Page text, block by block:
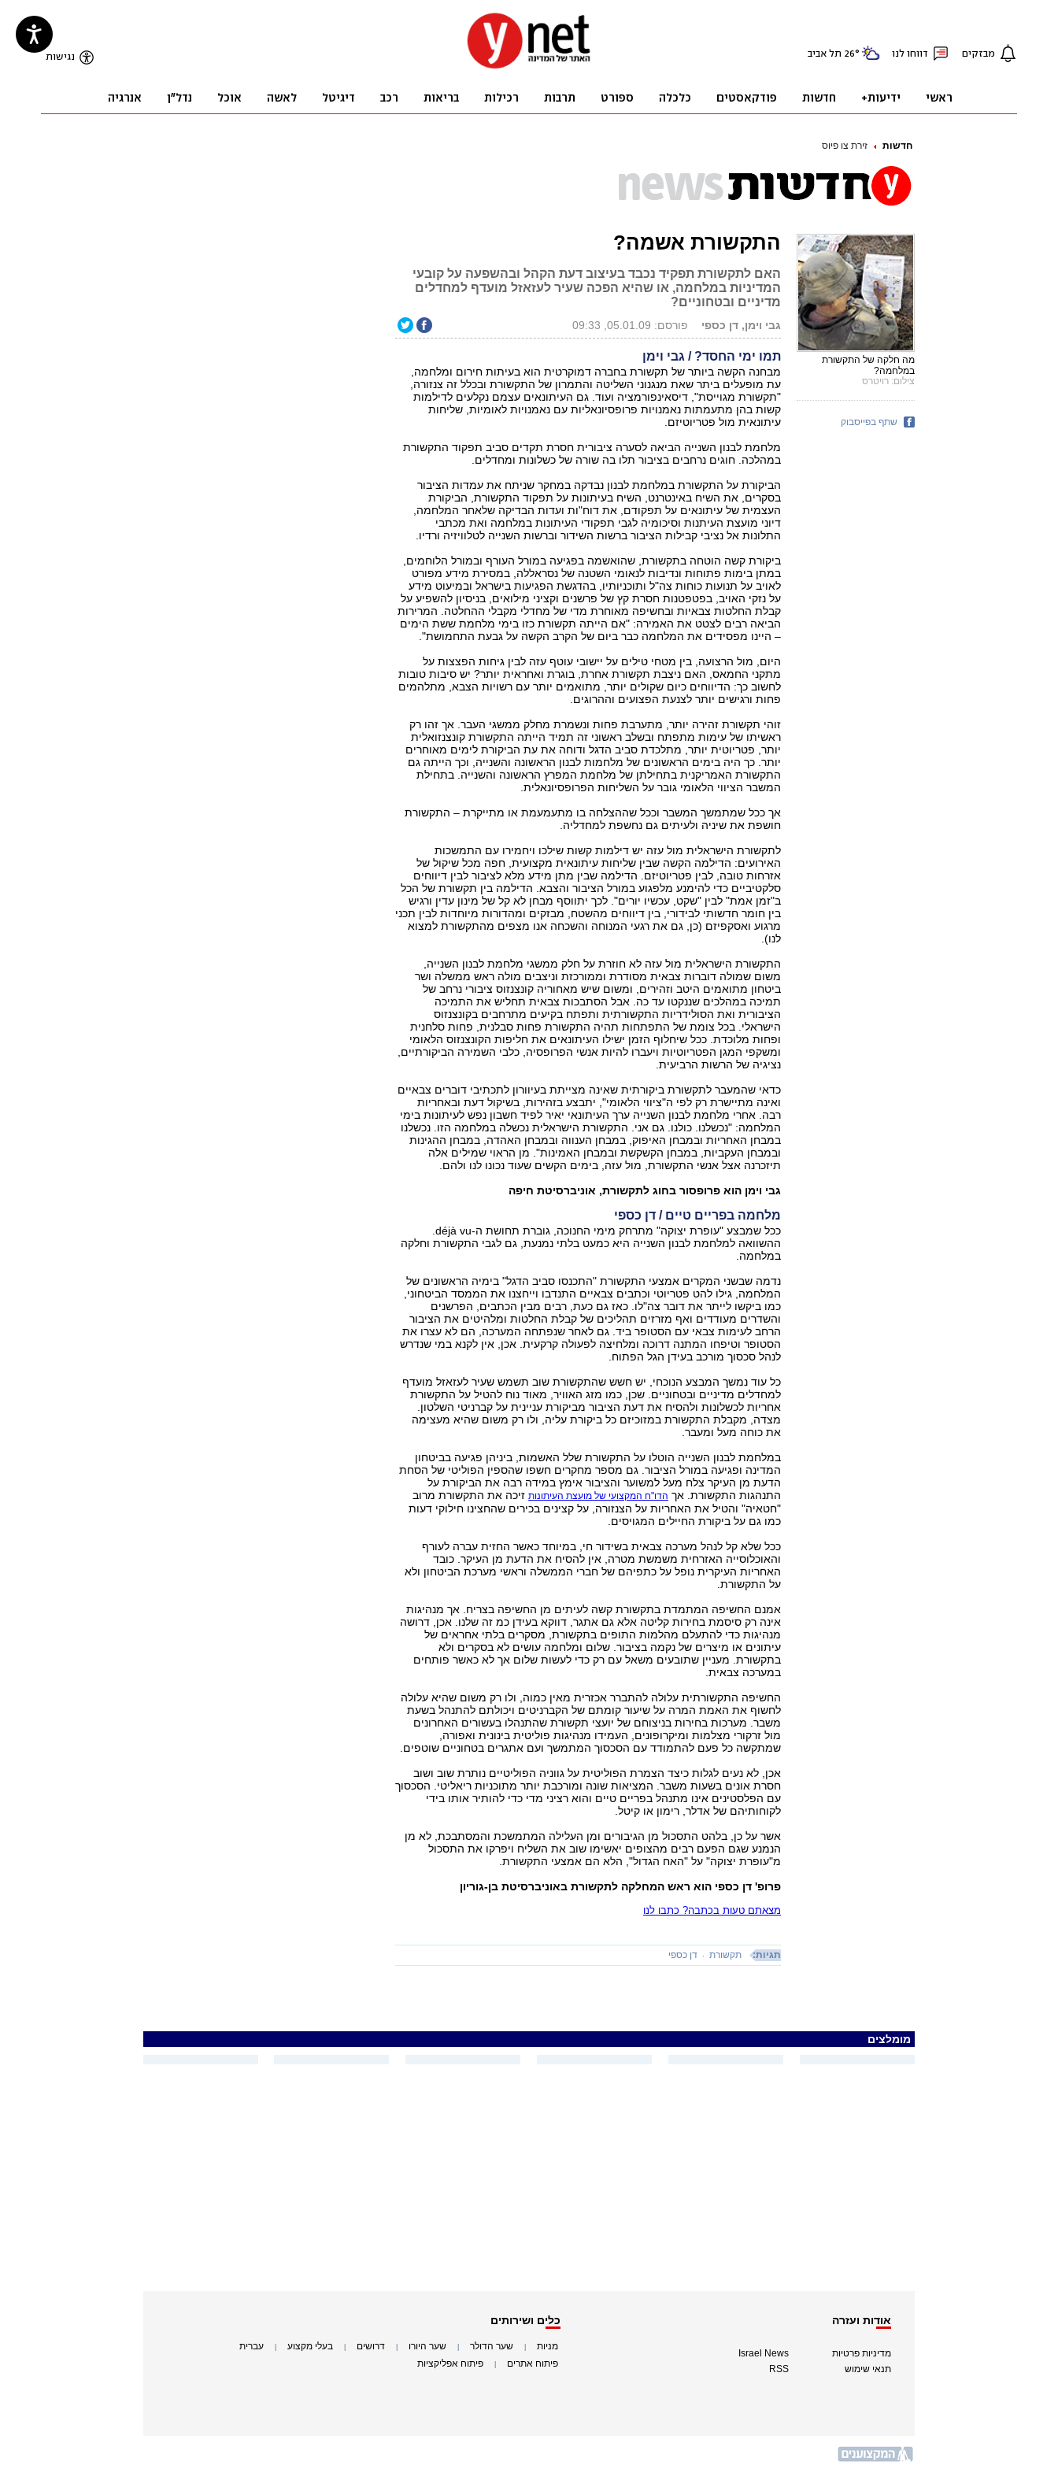
חדשות זירת צו פיוס
התקשורת אשמה?
האם לתקשורת תפקיד נכבד בעיצוב דעת הקהל ובהשפעה על קובעי
המדיניות במלחמה, או שהיא הפכה שעיר לעזאזל מועדף למחדלים
מדיניים ובטחוניים?
גבי וימן, דן כספי פורסם: 05.01.09, 09:33
תמו ימי החסד? / גבי וימן
מבחנה הקשה ביותר של תקשורת בחברה דמוקרטית הוא בעיתות חירום ומלחמה,
עת מופעלים ביתר שאת מנגנוני השליטה והתמרון של התקשורת ובכלל זה צנזורה,
"תקשורת מגוייסת", דיסאינפורמציה ועוד. גם העיתונאים עצמם נקלעים לדילמות
קשות בהן מתעמתות נאמנויות פרופסיונאליות עם נאמנויות לאומיות, שליחות
עיתונאית מול פטריוטיזם.
מלחמת לבנון השנייה הביאה לסערה ציבורית חסרת תקדים סביב תפקוד התקשורת
במהלכה. חוגים נרחבים בציבור תלו בה שורה של כשלונות ומחדלים.
הביקורת על התקשורת במלחמת לבנון נבדקה במחקר שניתח את עמדות הציבור
בסקרים, את השיח באינטרנט, השיח בעיתונות על תפקוד התקשורת, הביקורת
העצמית של עיתונאים על תפקודם, את דוח"ות ועדות הבדיקה שלאחר המלחמה,
דיוני מועצת העיתנות וסיכומיה לגבי תפקודי העיתונות במלחמה ואת מכתבי
התלונות אל נציבי קבילות הציבור ברשות השידור וברשות השנייה לטלוויזיה ורדיו.
ביקורת קשה הוטחה בתקשורת, שהואשמה בפגיעה במורל העורף ובמורל הלוחמים,
במתן בימות פתוחות ונדיבות לנאומי השטנה של נסראללה, במסירת מידע מפורט
לאויב על תנועות כוחות צה"ל ותוכניותיו, בהדגשת הפגיעות בישראל ובמיעוט מידע
על נזקי האויב, בפטפטנות חסרת קץ של פרשנים וקציני מילואים, בניסיון להשפיע על
קבלת החלטות צבאיות ובחשיפה מאוחרת מדי של מחדלי מקבלי ההחלטה. המרירות
הביאה רבים לצטט את האמירה: "אם הייתה תקשורת כזו בימי מלחמת ששת הימים
– היינו מפסידים את המלחמה כבר ביום של הקרב הקשה על גבעת התחמושת".
היום, מול הרצועה, בין מטחי טילים על יישובי עוטף עזה לבין גיחות הפצצות על
מתקני החמאס, האם ניצבת תקשורת אחרת, בוגרת ואחראית יותר? יש סיבות טובות
לחשוב כך: הדיווחים כיום שקולים יותר, מתואמים יותר עם רשויות הצבא, מתלהמים
פחות ורגישים יותר לצנעת הפצועים וההרוגים.
זוהי תקשורת זהירה יותר, מתערבת פחות ונשמרת מחלק ממשגי העבר. אך זהו רק
ראשיתו של עימות מתפתח ובשלב ראשוני זה תמיד הייתה התקשורת קונצנזואלית
יותר, פטריוטית יותר, מתלכדת סביב הדגל ודוחה את עת הביקורת לימים מאוחרים
יותר. כך היה בימים הראשונים של מלחמות לבנון הראשונה והשנייה, וכך הייתה גם
התקשורת האמריקנית בתחילתן של מלחמת המפרץ הראשונה והשנייה. בתחילת
המשבר הציווי הלאומי גובר על השליחות הפרופסיונאלית.
אך ככל שמתמשך המשבר וככל שההצלחה בו מתעמעמת או מתייקרת – התקשורת
חושפת את שיניה ולעיתים גם נחשפת למחדליה.
לתקשורת הישראלית מול עזה יש דילמות קשות שילכו ויחמירו עם התמשכות
האירועים: הדילמה הקשה שבין שליחות עיתונאית מקצועית, חפה מכל שיקול של
אזרחות טובה, לבין פטריוטיזם. הדילמה שבין מתן מידע מלא לציבור לבין דיווחים
סלקטיביים כדי להימנע מלפגוע במורל הציבור והצבא. הדילמה בין תקשורת של הכל
ב"זמן אמת" לבין "שקט, עכשיו יורים". לכך יתווסף מבחן לא קל של מינון עדין ורגיש
בין חומר חדשותי לבידורי, בין דיווחים מהשטח, מבזקים ומהדורות מיוחדות לבין תכני
מרגוע ואסקפיזם (כן, גם את רגעי המנוחה והשכחה אנו מצפים מהתקשורת למצוא
לנו).
התקשורת הישראלית מול עזה לא חוזרת על חלק ממשגי מלחמת לבנון השנייה,
משום שמולה דוברות צבאית מסודרת וממורכזת וניצבים מולה ראש ממשלה ושר
ביטחון מתואמים היטב וזהירים, ומשום שיש מאחוריה קונצנזוס ציבורי נרחב של
תמיכה במהלכים שננקטו עד כה. אבל הסתבכות צבאית תחליש את התמיכה
הציבורית ואת הסולידריות התקשורתית ותפתח בקיעים מתרחבים בקונצנזוס
הישראלי. בכל צומת של התפתחות תהיה התקשורת פחות סבלנית, פחות סלחנית
ופחות מלוכדת. ככל שיחלוף הזמן ישילו העיתונאים את חליפות הקונצנזוס הלאומי
ומשקפי המגן הפטריוטיות ויעברו להיות אנשי הפרופסיה, כלבי השמירה הביקורתיים,
נציגיה של הרשות הרביעית.
כדאי שהמעבר לתקשורת ביקורתית שאינה מצייתת בעיוורון לתכתיבי דוברים צבאיים
ואינה מתיישרת רק לפי ה"ציווי הלאומי", יתבצע בזהירות, בשיקול דעת ובאחריות
רבה. אחרי מלחמת לבנון השנייה ערך העיתונאי יאיר לפיד חשבון נפש לעיתונות בימי
המלחמה: "נכשלנו. כולנו. גם אני. התקשורת הישראלית נכשלה במלחמה הזו. נכשלנו
במבחן האחריות ובמבחן האיפוק, במבחן הענווה ובמבחן האהדה, במבחן ההגינות
ובמבחן העקביות, במבחן הקשקשת ובמבחן האמינות". מן הראוי שמילים אלה
תיזכרנה אצל אנשי התקשורת, מול עזה, בימים הקשים שעוד נכונו לנו ולהם.
גבי וימן הוא פרופסור בחוג לתקשורת, אוניברסיטת חיפה
מלחמה בפריים טיים / דן כספי
ככל שמבצע "עופרת יצוקה" מתרחק מימי החנוכה, גוברת תחושת ה-déjà vu.
ההשוואה למלחמת לבנון השנייה היא כמעט בלתי נמנעת, גם לגבי התקשורת וחלקה
במלחמה.
נדמה שבשני המקרים אמצעי התקשורת "התכנסו סביב הדגל" בימיה הראשונים של
המלחמה, גילו להט פטריוטי וכתבים צבאיים התנדבו וייחצנו את הממסד הביטחוני,
כמו ביקשו לייתר את דובר צה"לו. כאז גם כעת, רבים מבין הכתבים, הפרשנים
והשדרים מעודדים ואף מזרזים תהליכים של קבלת החלטות ומלהיטים את הציבור
הרחב לעימות צבאי עם הסטופר ביד. גם לאחר שנפתחה המערכה, הם לא עצרו את
הסטופר וטיפחו המתנה דרוכה ומלחיצה לפעולה קרקעית. אכן, אין לקנא במי שנדרש
לנהל סכסוך מורכב בעידן הגל הפתוח.
כל עוד נמשך המבצע הנוכחי, יש חשש שהתקשורת שוב תשמש שעיר לעזאזל מועדף
למחדלים מדיניים ובטחוניים. שכן, כמו מזג האוויר, מאוד נוח להטיל על התקשורת
אחריות לכשלונות ולהסיח את דעת הציבור מביקורת עניינית על קברניטי השלטון.
מצדה, מקבלת התקשורת במזוכיזם כל ביקורת עליה, ולו רק משום שהיא מעצימה
את כוחה מעל ומעבר.
במלחמת לבנון השנייה הוטלו על התקשורת שלל האשמות, ביניהן פגיעה בביטחון
המדינה ופגיעה במורל הציבור. גם מספר מחקרים חשפו שהספין הפוליטי של הסחת
הדעת מן העיקר צלח מעל למשוער והציבור אימץ במידה רבה את הביקורת על
התנהגות התקשורת. אך הדו"ח המקצועי של מועצת העיתונותזיכה את התקשורת מרוב
"חטאיה" והטיל את האחריות על הצנזורה, על קצינים בכירים שהחצינו חילוקי דעות
כמו גם על ביקורת החיילים המגויסים.
ככל שלא קל לנהל מערכה צבאית בשידור חי, במיוחד כאשר החזית עברה לעורף
והאוכלוסייה האזרחית משמשת מטרה, אין להסיח את הדעת מן העיקר. כובד
האחריות העיקרית נופל על כתפיהם של חברי הממשלה וראשי מערכת הביטחון ולא
על התקשורת.
אמנם החשיפה המתמדת בתקשורת קשה לעיתים מן החשיפה בצריח. אך מנהיגות
אינה רק סיסמת בחירות קליטה אלא גם אתגר, דווקא בעידן כמ זה שלנו. אכן, דרושה
מנהיגות כדי להתעלם מהלמות התופים בתקשורת, מסקרים בלתי אחראים של
עיתונים או מיצרים של נקמה בציבור. שלום ומלחמה עושים לא בסקרים ולא
בתקשורת. מעניין שתובעים משאל עם רק כדי לעשות שלום אך לא כאשר פותחים
במערכה צבאית.
החשיפה התקשורתית עלולה להתברר אכזרית מאין כמוה, ולו רק משום שהיא עלולה
לחשוף את האמת המרה על שיעור קומתם של הקברניטים ויכולתם להתנהל בשעת
משבר. מערכות בחירות בניצוחם של יועצי תקשורת שהתנהלו בעשורים האחרונים
מול זרקורי מצלמות ומיקרופונים, העמידו מנהיגות פוליטית בינונית ואפורה,
שמתקשה כל פעם להתמודד עם הסכסוך המתמשך ועם אתגרים בטחוניים שוטפים.
אכן, לא נעים לגלות כיצד הצמרת הפוליטית על גווניה הפוליטיים נותרת שוב ושוב
חסרת אונים בשעות משבר. המציאות שונה ומורכבת יותר מתוכניות ריאליטי. הסכסוך
עם הפלסטינים אינו מתנהל בפריים טיים והוא רציני מדי כדי להותיר אותו בידי
לקוחותיהם של אדלר, רימון או קיטל.
אשר על כן, בלהט התסכול מן הגיבורים ומן העלילה המתמשכת והמסתבכת, לא מן
הנמנע שגם הפעם רבים מהצופים יאשימו שוב את השליח ויפרקו את התסכול
מ"עופרת יצוקה" על "האח הגדול", הלא הם אמצעי התקשורת.
פרופ' דן כספי הוא ראש המחלקה לתקשורת באוניברסיטת בן-גוריון
מצאתם טעות בכתבה? כתבו לנו
תגיות: תקשורת דן כספי
מה חלקה של התקשורת
במלחמה?
צילום: רויטרס
שתף בפייסבוק
מומלצים
אודות ועזרה
מדיניות פרטיות
תנאי שימוש
Israel News
RSS
כלים ושירותים
מניות שער הדולר שער היורו דרושים בעלי מקצוע עברית
פיתוח אתרים פיתוח אפליקציות